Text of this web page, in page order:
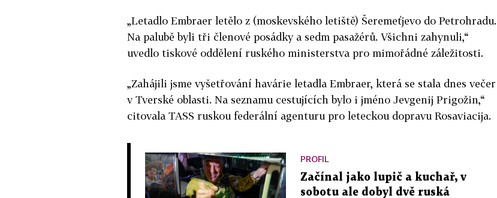
„Letadlo Embraer letělo z (moskevského letiště) Šeremeťjevo do Petrohradu.
Na palubě byli tři členové posádky a sedm pasažérů. Všichni zahynuli,“
uvedlo tiskové oddělení ruského ministerstva pro mimořádné záležitosti.
„Zahájili jsme vyšetřování havárie letadla Embraer, která se stala dnes večer
v Tverské oblasti. Na seznamu cestujících bylo i jméno Jevgenij Prigožin,“
citovala TASS ruskou federální agenturu pro leteckou dopravu Rosaviacija.
PROFIL
Začínal jako lupič a kuchař, v
sobotu ale dobyl dvě ruská